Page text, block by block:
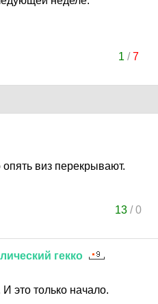
1 /7
виз перекрывают.
13 /0
гекко
это только начало.